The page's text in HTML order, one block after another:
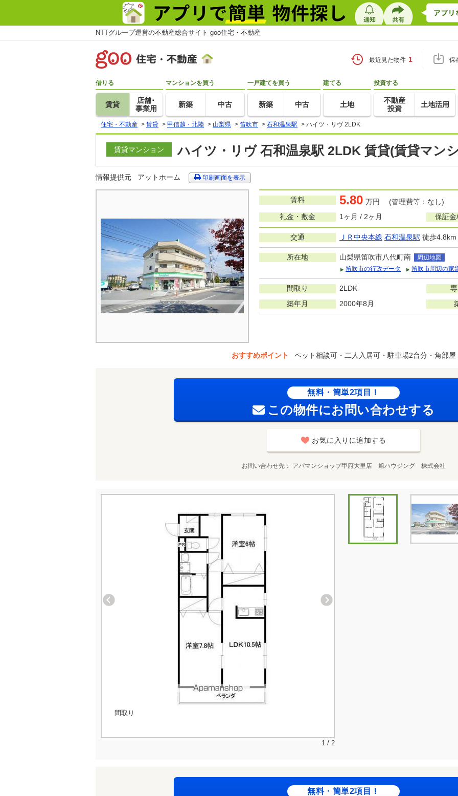
NTTグループ運営の不動産総合サイト goo住宅・不動産
最近見た物件 1 保
借りる
賃貸
店舗･
事業用
マンションを買う
新築 中古
一戸建てを買う
新築 中古
建てる
土地
投資する
不動産
投資
土地活用
住宅・不動産 > 賃貸 > 甲信越・北陸 > 山梨県 > 笛吹市 > 石和温泉駅 > ハイツ・リヴ 2LDK
賃貸マンション ハイツ・リヴ 石和温泉駅 2LDK 賃貸(賃貸マン
情報提供元 アットホーム 印刷画面を表示
賃料 5.80 万円 (管理費等：なし)
礼金・敷金
1ヶ月 / 2ヶ月 保証金
交通 ＪＲ中央本線 石和温泉駅 徒歩4.8km
所在地 山梨県笛吹市八代町南
周辺地図
笛吹市の行政データ
笛吹市周辺の家
間取り 2LDK
築年月 2000年8月
おすすめポイント ペット相談可・二人入居可・駐車場2台分・角部屋
無料・簡単2項目！
この物件にお問い合わせする
お気に入りに追加する
お問い合わせ先 アパマンショップ甲府大里店 旭ハウジング 株式会社
間取り
1 / 2
無料・簡単2項目！